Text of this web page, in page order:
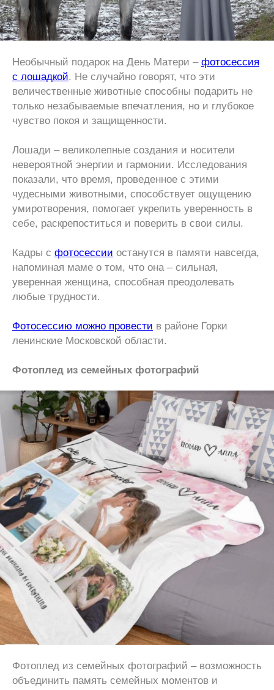
Необычный подарок на День Матери – фотосессия
с лошадкой. Не случайно говорят, что эти
величественные животные способны подарить не
только незабываемые впечатления, но и глубокое
чувство покоя и защищенности.
Лошади – великолепные создания и носители
невероятной энергии и гармонии. Исследования
показали, что время, проведенное с этими
чудесными животными, способствует ощущению
умиротворения, помогает укрепить уверенность в
себе, раскрепоститься и поверить в свои силы.
Кадры с фотосессии останутся в памяти навсегда,
напоминая маме о том, что она – сильная,
уверенная женщина, способная преодолевать
любые трудности.
Фотосессию можно провести в районе Горки
ленинские Московской области.
Фотоплед из семейных фотографий
Фотоплед из семейных фотографий – возможность
объединить память семейных моментов и